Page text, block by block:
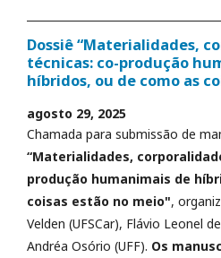
Dossiê “Materialidades,
técnicas: co-produção
híbridos, ou de como as
agosto 29, 2025
Chamada para submissão de
“Materialidades,
produção humanimais de
coisas estão no meio",
Velden (UFSCar), Flávio Leonel
Andréa Osório (UFF). Os